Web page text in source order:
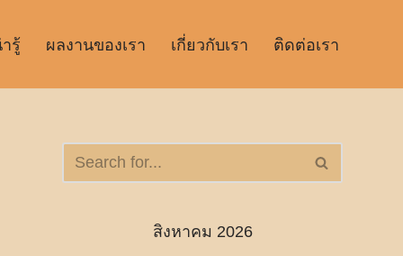
รู้ ผลงานของเรา เกี่ยวกับเรา ติดต่อเรา
สิงหาคม 2026